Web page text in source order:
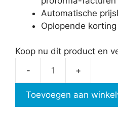
Automatische
Oplopende
Koop nu dit product en
aantal
Toevoegen aan